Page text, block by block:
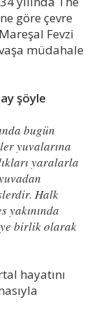
göre çevre
Fevzi
müdahale
şöyle
bugün
yuvalarına
yaralarla
Halk
yakınında
birlik olarak
hayatını